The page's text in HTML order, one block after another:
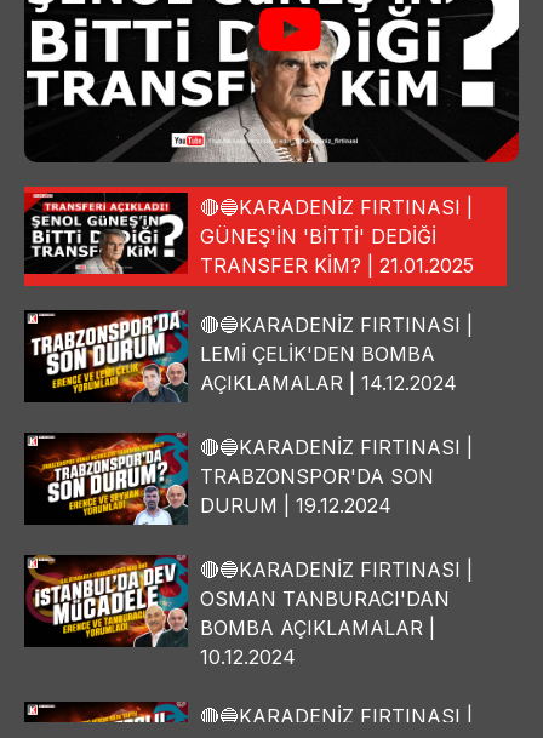
🔴🔵KARADENİZ FIRTINASI |
GÜNEŞ'İN 'BİTTİ' DEDİĞİ
TRANSFER KİM? | 21.01.2025
🔴🔵KARADENİZ FIRTINASI |
LEMİ ÇELİK'DEN BOMBA
AÇIKLAMALAR | 14.12.2024
🔴🔵KARADENİZ FIRTINASI |
TRABZONSPOR'DA SON
DURUM | 19.12.2024
🔴🔵KARADENİZ FIRTINASI |
OSMAN TANBURACI'DAN
BOMBA AÇIKLAMALAR |
10.12.2024
🔴🔵KARADENİZ FIRTINASI |